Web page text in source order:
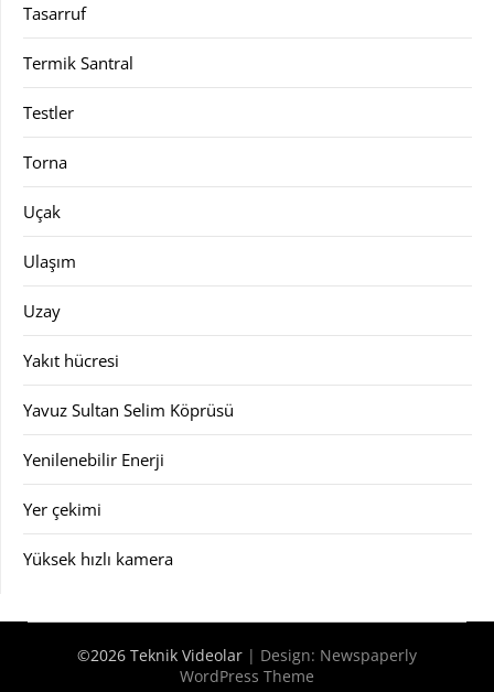
Tasarruf
Termik Santral
Testler
Torna
Uçak
Ulaşım
Uzay
Yakıt hücresi
Yavuz Sultan Selim Köprüsü
Yenilenebilir Enerji
Yer çekimi
Yüksek hızlı kamera
©2026 Teknik Videolar | Design: Newspaperly
WordPress Theme